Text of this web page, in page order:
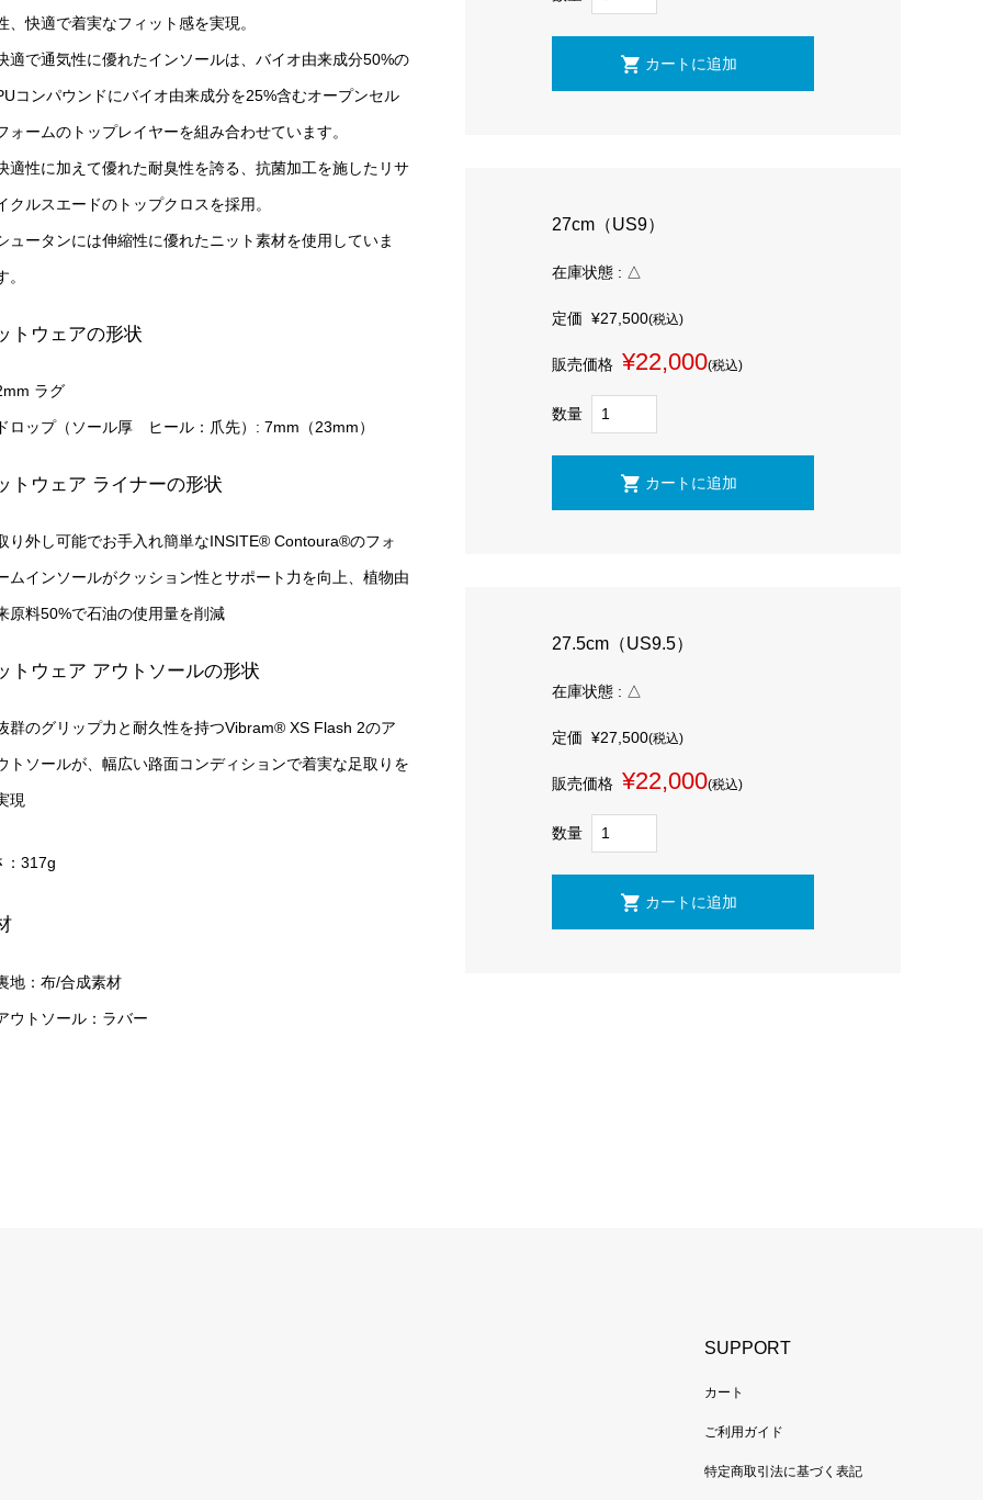
、快適で着実なフィット感を実現。
適で通気性に優れたインソールは、バイオ由来成分50%の
コンパウンドにバイオ由来成分を25%含むオープンセル
ォームのトップレイヤーを組み合わせています。
適性に加えて優れた耐臭性を誇る、抗菌加工を施したリサ
クルスエードのトップクロスを採用。
ュータンには伸縮性に優れたニット素材を使用していま
。
トウェアの形状
ラグ
ロップ（ソール厚 ヒール：爪先）: 7mm（23mm）
トウェア ライナーの形状
り外し可能でお手入れ簡単なINSITE® Contoura®のフォ
ムインソールがクッション性とサポート力を向上、植物由
原料50%で石油の使用量を削減
トウェア アウトソールの形状
群のグリップ力と耐久性を持つVibram® XS Flash 2のア
トソールが、幅広い路面コンディションで着実な足取りを
現
：317g
地：布/合成素材
ウトソール：ラバー
27cm（US9）
在庫状態 : △
定価¥27,500(税込)
販売価格 ¥22,000(税込)
数量
27.5cm（US9.5）
在庫状態 : △
定価¥27,500(税込)
販売価格 ¥22,000(税込)
数量
SUPPORT
カート
ご利用ガイド
特定商取引法に基づく表記